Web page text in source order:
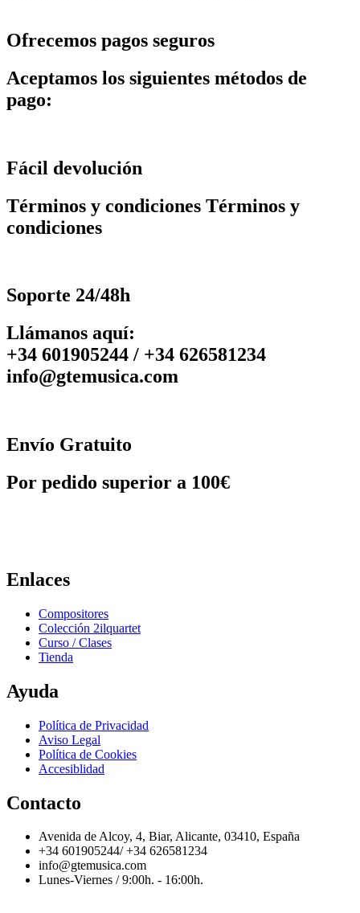
Ofrecemos pagos seguros
Aceptamos los siguientes métodos de
pago:
Fácil devolución
Términos y condiciones Términos y
condiciones
Soporte 24/48h
Llámanos aquí:
+34 601905244 / +34 626581234
info@gtemusica.com
Envío Gratuito
Por pedido superior a 100€
Enlaces
Compositores
Colección 2ilquartet
Curso / Clases
Tienda
Ayuda
Política de Privacidad
Aviso Legal
Política de Cookies
Accesiblidad
Contacto
Avenida de Alcoy, 4, Biar, Alicante, 03410, España
+34 601905244/ +34 626581234
info@gtemusica.com
Lunes-Viernes / 9:00h. - 16:00h.